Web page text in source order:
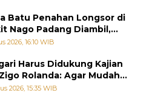
Batu Penahan Longsor di
Nago Padang Diambil,
Bencana Terulang
2026, 16:10 WIB
Harus Didukung Kajian
Rolanda: Agar Mudah
di Kementerian
2026, 15:35 WIB